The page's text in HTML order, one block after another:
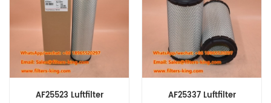
GMK5095 GMK5110
GMK5130-2 GMK6200
GMK6220.
Verwendung für DAF
XF105.410 XF105.460
XF105.510 XF105.560
XF106.460.
AF25523 Luftfilter
AF25337 Luftfilter